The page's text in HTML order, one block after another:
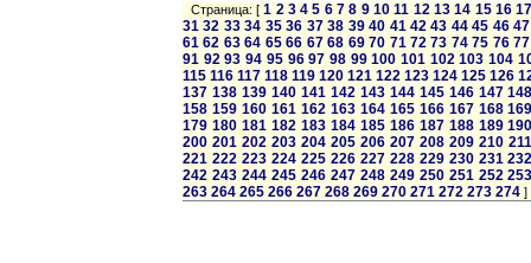
Страница: [1 2 3 4 5 6 7 8 9 10 11 12 13 14 15 16
31 32 33 34 35 36 37 38 39 40 41 42 43 44 45 46 47
61 62 63 64 65 66 67 68 69 70 71 72 73 74 75 76 77
91 92 93 94 95 96 97 98 99 100 101 102 103 104
115 116 117 118 119 120 121 122 123 124 125 126
137 138 139 140 141 142 143 144 145 146 147
158 159 160 161 162 163 164 165 166 167 168
179 180 181 182 183 184 185 186 187 188 189
200 201 202 203 204 205 206 207 208 209 210 211
221 222 223 224 225 226 227 228 229 230 231
242 243 244 245 246 247 248 249 250 251 252
263 264 265 266 267 268 269 270 271 272 273 274 ]